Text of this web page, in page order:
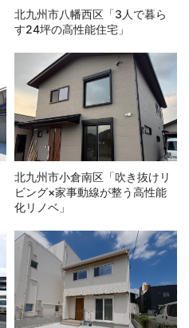
北九州市八幡西区「3人で暮ら
す24坪の高性能住宅」
北九州市小倉南区「吹き抜けリ
ビング×家事動線が整う高性能
化リノベ」